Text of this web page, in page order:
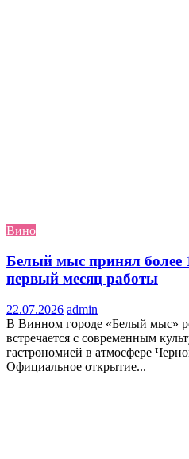
Вино
Белый мыс принял более
первый месяц работы
22.07.2026 admin
В Винном городе «Белый мыс»
встречается с современным
гастрономией в атмосфере
Официальное открытие...